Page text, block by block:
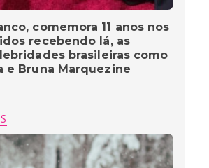
comemora 11 anos nos
recebendo lá, as
brasileiras como
e Bruna Marquezine